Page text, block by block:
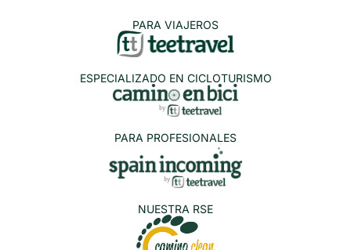
PARA VIAJEROS
ESPECIALIZADO EN CICLOTURISMO
PARA PROFESIONALES
NUESTRA RSE